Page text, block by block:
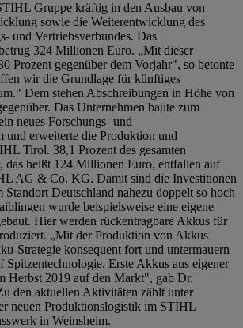
Gruppe kräftig in den Ausbau von
sowie die Weiterentwicklung des
und Vertriebsverbundes. Das
324 Millionen Euro. „Mit dieser
Prozent gegenüber dem Vorjahr", so betonte
wir die Grundlage für künftiges
Dem stehen Abschreibungen in Höhe von
Das Unternehmen baute zum
neues Forschungs- und
und erweiterte die Produktion und
Tirol. 38,1 Prozent des gesamten
das heißt 124 Millionen Euro, entfallen auf
AG & Co. KG. Damit sind die Investitionen
Standort Deutschland nahezu doppelt so hoch
wurde beispielsweise eine eigene
Hier werden rückentragbare Akkus für
„Mit der Produktion von Akkus
Strategie konsequent fort und untermauern
Spitzentechnologie. Erste Akkus aus eigener
Herbst 2019 auf den Markt", gab Dr.
den aktuellen Aktivitäten zählt unter
neuen Produktionslogistik im STIHL
in Weinsheim.